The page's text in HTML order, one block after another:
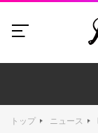
トップ ニュース